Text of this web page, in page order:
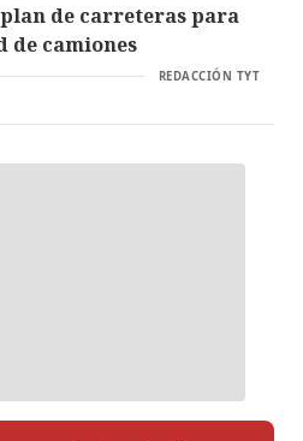
de carreteras para
camiones
REDACCIÓN TYT